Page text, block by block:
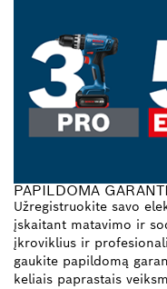
PAPILDOMA
Užregistruokite savo
įskaitant matavimo ir
įkroviklius ir
gaukite papildomą
keliais paprastais